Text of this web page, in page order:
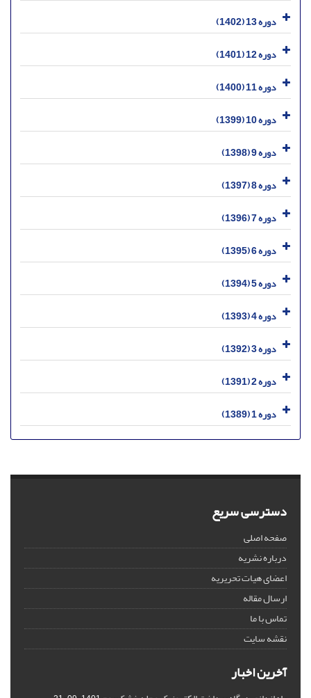
دوره 13 (1402)
دوره 12 (1401)
دوره 11 (1400)
دوره 10 (1399)
دوره 9 (1398)
دوره 8 (1397)
دوره 7 (1396)
دوره 6 (1395)
دوره 5 (1394)
دوره 4 (1393)
دوره 3 (1392)
دوره 2 (1391)
دوره 1 (1389)
دسترسی سریع
صفحه اصلی
درباره نشریه
اعضای هیات تحریریه
ارسال مقاله
تماس با ما
نقشه سایت
آخرین اخبار